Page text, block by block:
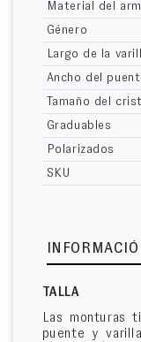
Material del
Género
Largo de la
Ancho del
Tamaño del
Graduables
Polarizados
SKU
TALLA
Las monturas
puente y